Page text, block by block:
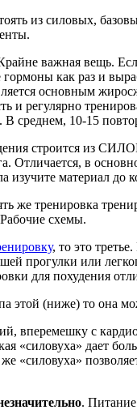
из силовых,
важная вещь.
как раз и
основным
и регулярно
В среднем, 10-15
строится из
Отличается, в
изучите материал
же тренировка
, то это
прогулки или
для похудения
этой (ниже) то она
вперемешку с
«силовуха» дает
«силовуха»
.